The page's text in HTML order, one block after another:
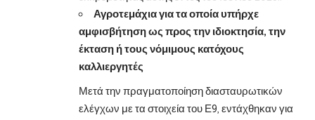
Αγροτεμάχια για τα οποία υπήρχε
αμφισβήτηση ως προς την ιδιοκτησία, την
έκταση ή τους νόμιμους κατόχους
καλλιεργητές
Μετά την πραγματοποίηση διασταυρωτικών
ελέγχων με τα στοιχεία του Ε9, εντάχθηκαν για